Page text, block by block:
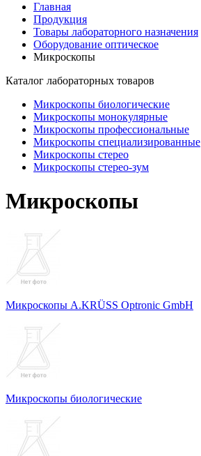
Главная
Продукция
Товары лабораторного назначения
Оборудование оптическое
Микроскопы
Каталог лабораторных товаров
Микроскопы биологические
Микроскопы монокулярные
Микроскопы профессиональные
Микроскопы специализированные
Микроскопы стерео
Микроскопы стерео-зум
Микроскопы
Микроскопы A.KRÜSS Optronic GmbH
Микроскопы биологические